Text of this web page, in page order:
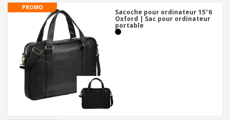
PROMO
Sacoche pour ordinateur 15''6
Oxford | Sac pour ordinateur
portable